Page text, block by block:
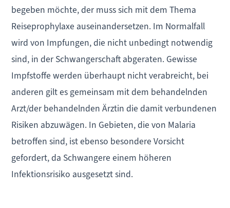
begeben möchte, der muss sich mit dem Thema
Reiseprophylaxe auseinandersetzen. Im Normalfall
wird von Impfungen, die nicht unbedingt notwendig
sind, in der Schwangerschaft abgeraten. Gewisse
Impfstoffe werden überhaupt nicht verabreicht, bei
anderen gilt es gemeinsam mit dem behandelnden
Arzt/der behandelnden Ärztin die damit verbundenen
Risiken abzuwägen. In Gebieten, die von Malaria
betroffen sind, ist ebenso besondere Vorsicht
gefordert, da Schwangere einem höheren
Infektionsrisiko ausgesetzt sind.